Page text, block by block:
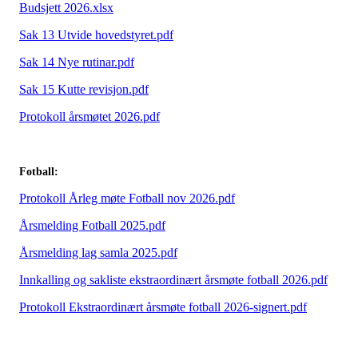
Budsjett 2026.xlsx
Sak 13 Utvide hovedstyret.pdf
Sak 14 Nye rutinar.pdf
Sak 15 Kutte revisjon.pdf
Protokoll årsmøtet 2026.pdf
Fotball:
Protokoll Årleg møte Fotball nov 2026.pdf
Årsmelding Fotball 2025.pdf
Årsmelding lag samla 2025.pdf
Innkalling og sakliste ekstraordinært årsmøte fotball 2026.pdf
Protokoll Ekstraordinært årsmøte fotball 2026-signert.pdf